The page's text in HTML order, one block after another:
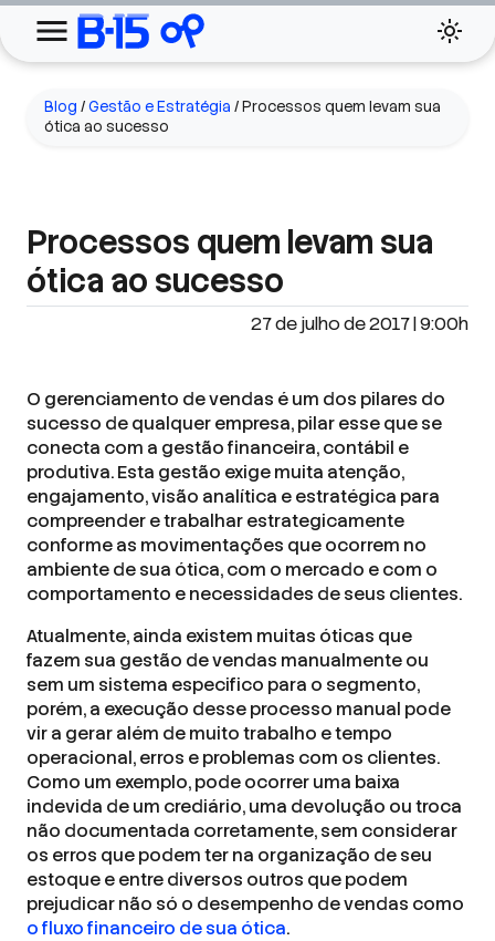
Blog /Gestão e Estratégia /Processos quem levam sua
ótica ao sucesso
Processos quem levam sua
ótica ao sucesso
27 de julho de 2017 | 9:00h
O gerenciamento de vendas é um dos pilares do
sucesso de qualquer empresa, pilar esse que se
conecta com a gestão financeira, contábil e
produtiva. Esta gestão exige muita atenção,
engajamento, visão analítica e estratégica para
compreender e trabalhar estrategicamente
conforme as movimentações que ocorrem no
ambiente de sua ótica, com o mercado e com o
comportamento e necessidades de seus clientes.
Atualmente, ainda existem muitas óticas que
fazem sua gestão de vendas manualmente ou
sem um sistema especifico para o segmento,
porém, a execução desse processo manual pode
vir a gerar além de muito trabalho e tempo
operacional, erros e problemas com os clientes.
Como um exemplo, pode ocorrer uma baixa
indevida de um crediário, uma devolução ou troca
não documentada corretamente, sem considerar
os erros que podem ter na organização de seu
estoque e entre diversos outros que podem
prejudicar não só o desempenho de vendas como
o fluxo financeiro de sua ótica.